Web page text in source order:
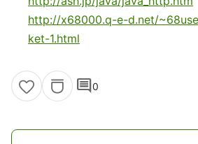
http://x68000.q-e-d.net/
ket-1.html
comment0